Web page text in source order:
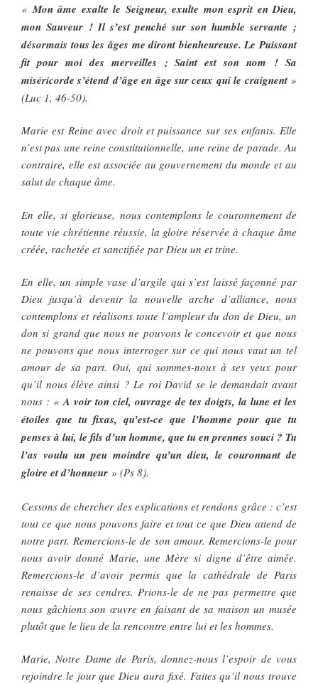
« Mon âme exalte le Seigneur, exulte mon esprit en Dieu,
mon Sauveur ! Il s’est penché sur son humble servante ;
désormais tous les âges me diront bienheureuse. Le Puissant
fit pour moi des merveilles ; Saint est son nom ! Sa
miséricorde s’étend d’âge en âge sur ceux qui le craignent»
(Luc 1, 46-50).
Marie est Reine avec droit et puissance sur ses enfants. Elle
n’est pas une reine constitutionnelle, une reine de parade. Au
contraire, elle est associée au gouvernement du monde et au
salut de chaque âme.
En elle, si glorieuse, nous contemplons le couronnement de
toute vie chrétienne réussie, la gloire réservée à chaque âme
créée, rachetée et sanctifiée par Dieu un et trine.
En elle, un simple vase d’argile qui s’est laissé façonné par
Dieu jusqu’à devenir la nouvelle arche d’alliance, nous
contemplons et réalisons toute l’ampleur du don de Dieu, un
don si grand que nous ne pouvons le concevoir et que nous
ne pouvons que nous interroger sur ce qui nous vaut un tel
amour de sa part. Oui, qui sommes-nous à ses yeux pour
qu’il nous élève ainsi ? Le roi David se le demandait avant
nous : «A voir ton ciel, ouvrage de tes doigts, la lune et les
étoiles que tu fixas, qu’est-ce que l’homme pour que tu
penses à lui, le fils d’un homme, que tu en prennes souci ? Tu
l’as voulu un peu moindre qu’un dieu, le couronnant de
gloire et d’honneur » (Ps 8).
Cessons de chercher des explications et rendons grâce : c’est
tout ce que nous pouvons faire et tout ce que Dieu attend de
notre part. Remercions-le de son amour. Remercions-le pour
nous avoir donné Marie, une Mère si digne d’être aimée.
Remercions-le d’avoir permis que la cathédrale de Paris
renaisse de ses cendres. Prions-le de ne pas permettre que
nous gâchions son œuvre en faisant de sa maison un musée
plutôt que le lieu de la rencontre entre lui et les hommes.
Marie, Notre Dame de Paris, donnez-nous l’espoir de vous
rejoindre le jour que Dieu aura fixé. Faites qu’il nous trouve